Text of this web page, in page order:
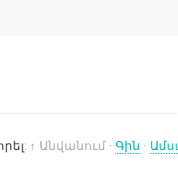
↑ Անվանում ·Գին ·